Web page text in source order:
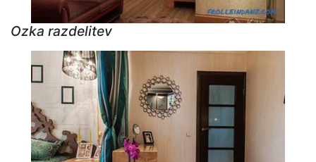
Ozka razdelitev